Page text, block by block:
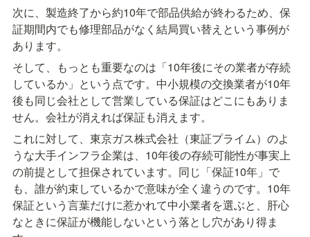
次に、製造終了から約10年で部品供給が終わるため、保
証期間内でも修理部品がなく結局買い替えという事例が
あります。
そして、もっとも重要なのは「10年後にその業者が存続
しているか」という点です。中小規模の交換業者が10年
後も同じ会社として営業している保証はどこにもありま
せん。会社が消えれば保証も消えます。
これに対して、東京ガス株式会社（東証プライム）のよ
うな大手インフラ企業は、10年後の存続可能性が事実上
の前提として担保されています。同じ「保証10年」で
も、誰が約束しているかで意味が全く違うのです。10年
保証という言葉だけに惹かれて中小業者を選ぶと、肝心
なときに保証が機能しないという落とし穴があり得ま